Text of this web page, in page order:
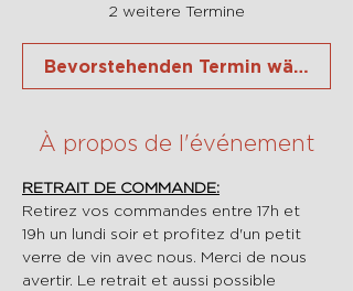
2 weitere Termine
Bevorstehenden Termin wählen
À propos de l'événement
RETRAIT DE COMMANDE:
Retirez vos commandes entre 17h et
19h un lundi soir et profitez d'un petit
verre de vin avec nous. Merci de nous
avertir. Le retrait et aussi possible